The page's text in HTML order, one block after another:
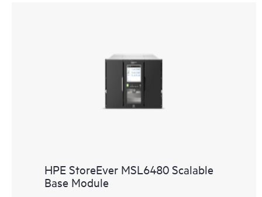
HPE StoreEver MSL6480 Scalable
Base Module